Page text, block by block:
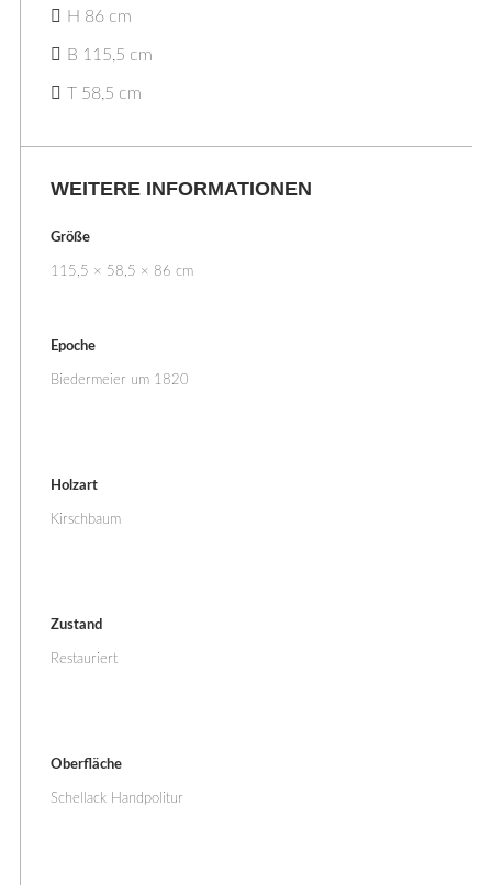
H 86 cm
B 115,5 cm
T 58,5 cm
WEITERE INFORMATIONEN
Größe
115,5 × 58,5 × 86 cm
Epoche
Biedermeier um 1820
Holzart
Kirschbaum
Zustand
Restauriert
Oberfläche
Schellack Handpolitur